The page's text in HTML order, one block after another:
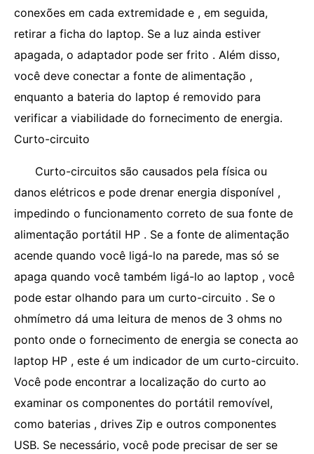
conexões em cada extremidade e , em seguida,
retirar a ficha do laptop. Se a luz ainda estiver
apagada, o adaptador pode ser frito . Além disso,
você deve conectar a fonte de alimentação ,
enquanto a bateria do laptop é removido para
verificar a viabilidade do fornecimento de energia.
Curto-circuito
Curto-circuitos são causados ​​pela física ou
danos elétricos e pode drenar energia disponível ,
impedindo o funcionamento correto de sua fonte de
alimentação portátil HP . Se a fonte de alimentação
acende quando você ligá-lo na parede, mas só se
apaga quando você também ligá-lo ao laptop , você
pode estar olhando para um curto-circuito . Se o
ohmímetro dá uma leitura de menos de 3 ohms no
ponto onde o fornecimento de energia se conecta ao
laptop HP , este é um indicador de um curto-circuito.
Você pode encontrar a localização do curto ao
examinar os componentes do portátil removível,
como baterias , drives Zip e outros componentes
USB. Se necessário, você pode precisar de ser se